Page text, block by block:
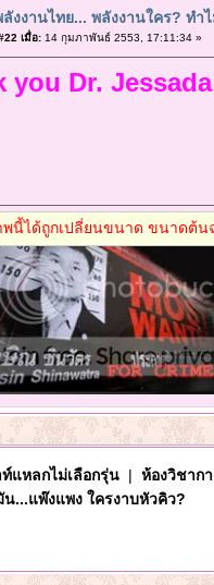
ลังงานไทย... พลังงานใคร? ทำ
เมื่อ:14 กุมภาพันธ์ 2553, 17:11:34 »
you Dr.
พนี้ได้ถูกเปลี่ยนขนาด ขนาดต้น
แหลกไม่เลือกรุ่น| ห้องวิชาก
...แพ๊งแพง ใครงาบหัวคิว?